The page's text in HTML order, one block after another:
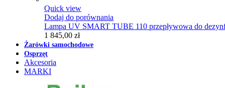
Quick view
Dodaj do porównania
Lampa UV SMART TUBE 110 przepływowa do
1 845,00 zł
Żarówki samochodowe
Osprzęt
Akcesoria
MARKI